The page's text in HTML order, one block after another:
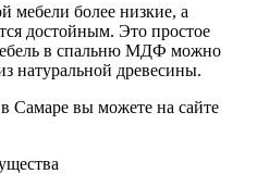
мебели более низкие, а
достойным. Это простое
в спальню МДФ можно
натуральной древесины.
Самаре вы можете на сайте